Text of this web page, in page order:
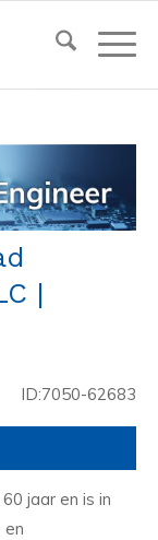
|
ID:7050-62683
jaar en is in
en